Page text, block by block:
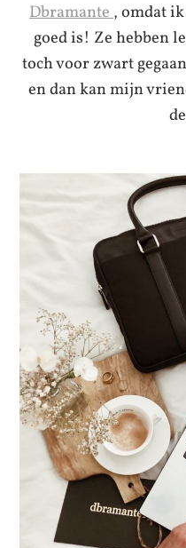
Dbramante, omdat
goed is! Ze hebben
toch voor zwart
en dan kan mijn